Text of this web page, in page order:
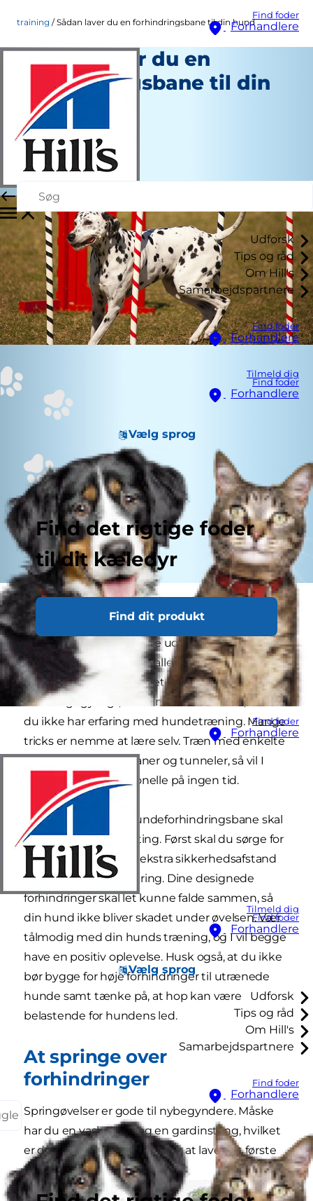
Find foder
Forhandlere
Udforsk
Tips og råd
Om Hill's
Samarbejdspartnere
Find foder
Forhandlere
Tilmeld dig
Find foder
Forhandlere
Vælg sprog
Find det rigtige foder
til dit kæledyr
Find dit produkt
Find foder
Forhandlere
Tilmeld dig
Find foder
Forhandlere
Vælg sprog
Udforsk
Tips og råd
Om Hill's
Samarbejdspartnere
Find foder
Forhandlere
training Sådan laver du en forhindringsbane til din hund
Sådan laver du en
forhindringsbane til din
hund
Træning
Erin Ollila
Juni 30, 2016
Du elsker at bruge tid sammen med dine
hunde, og selvom en forhindringsbane ser sjov
ud, så kan projektet virke uoverskueligt.
Heldigvis har du måske allerede materialer og
udstyr til en hjemmelavet træningsbane i huset.
Det er ligegyldigt, om din hund er uøvet, eller at
du ikke har erfaring med hundetræning. Mange
tricks er nemme at lære selv. Træn med enkelte
spring, agility vævebaner og tunneler, så vil I
begge ligne professionelle på ingen tid.
Før du opretter en hundeforhindringsbane skal
du overveje nogle få ting. Først skal du sørge for
at have plads nok og ekstra sikkerhedsafstand
omkring hver forhindring. Dine designede
forhindringer skal let kunne falde sammen, så
din hund ikke bliver skadet under øvelsen. Vær
tålmodig med din hunds træning, og I vil begge
have en positiv oplevelse. Husk også, at du ikke
bør bygge for høje forhindringer til utrænede
hunde samt tænke på, at hop kan være
belastende for hundens led.
At springe over
forhindringer
Springøvelser er gode til nybegyndere. Måske
har du en vaskekurv og en gardinstang, hvilket
er det eneste, du behøver for at lave det første
lille spring til din ven.